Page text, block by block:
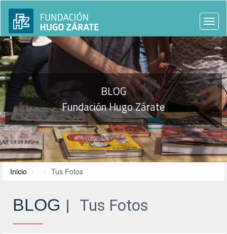
BLOG
Fundación Hugo Zárate
Inicio Tus Fotos
BLOG Tus Fotos